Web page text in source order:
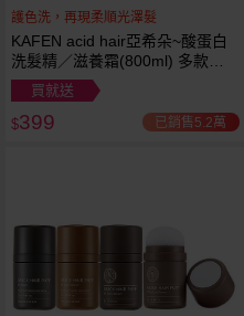
護色洗，再現柔順光澤髮
KAFEN acid hair亞希朵~酸蛋白
洗髮精／滋養霜(800ml) 多款可
選
買就送
$399 已銷售5.2萬